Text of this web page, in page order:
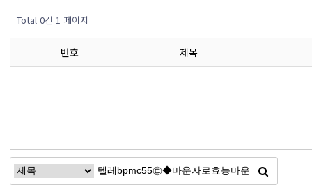
Total 0건 1 페이지
번호 제목